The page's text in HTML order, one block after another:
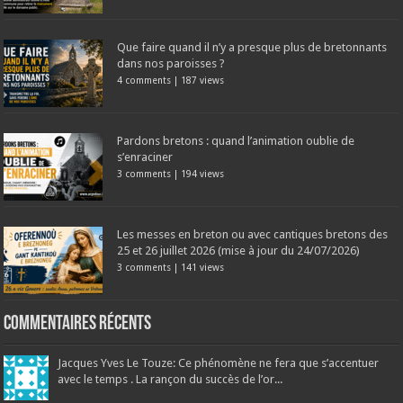
Que faire quand il n’y a presque plus de bretonnants
dans nos paroisses ?
4 comments | 187 views
Pardons bretons : quand l’animation oublie de
s’enraciner
3 comments | 194 views
Les messes en breton ou avec cantiques bretons des
25 et 26 juillet 2026 (mise à jour du 24/07/2026)
3 comments | 141 views
Commentaires récents
Jacques Yves Le Touze: Ce phénomène ne fera que s’accentuer
avec le temps . La rançon du succès de l’or...